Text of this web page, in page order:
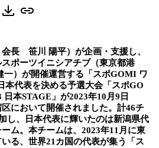
会長 笹川 陽平）が企画・支援し、
ポーツイニシアチブ（東京都港
）が開催運営する「スポGOMI ワ
本代表を決める予選大会「スポGO
本STAGE」が2023年10月9日
区において開催されました。計46チ
し、日本代表に輝いたのは新潟県代
ム。本チームは、2023年11月に東
る、世界21カ国の代表が集う「ス